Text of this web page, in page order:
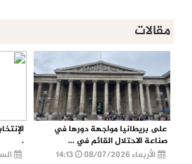
مقالات
على بريطانيا مواجهة دورها في
صناعة الاحتلال القائم في ...
الأربعاء 08/07/2026
.
السبت